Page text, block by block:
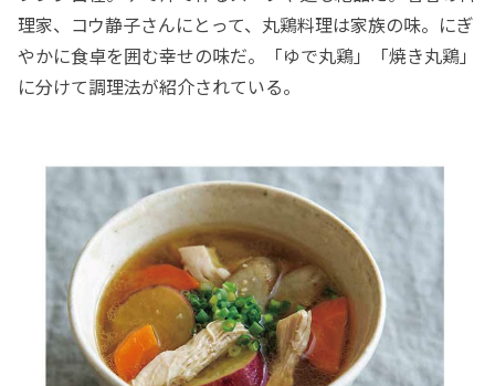
理家、コウ静子さんにとって、丸鶏料理は家族の味。にぎ
やかに食卓を囲む幸せの味だ。「ゆで丸鶏」「焼き丸鶏」
に分けて調理法が紹介されている。